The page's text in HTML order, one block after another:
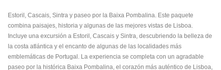
Servicio Día 1
Disfrute de una auténtica experiencia española combinando gastronomía y
arte. Saboree una cena típica de tapas, con una variedad de sabores
tradicionales que reflejan la riqueza culinaria de España, Una velada
inolvidable que despierta los sentidos y le permite sumergirse en la cultura
Estoril, Cascais, Sintra y paseo por la Baixa Pombalina. Este paquete
combina paisajes, historia y algunas de las mejores vistas de Lisboa.
Incluye una excursión a Estoril, Cascais y Sintra, descubriendo la belleza de
la costa atlántica y el encanto de algunas de las localidades más
emblemáticas de Portugal. La experiencia se completa con un agradable
paseo por la histórica Baixa Pombalina, el corazón más auténtico de Lisboa,